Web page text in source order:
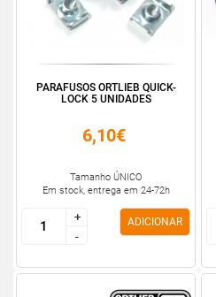
PARAFUSOS ORTLIEB QUICK-
LOCK 5 UNIDADES
6,10€
Tamanho ÚNICO
Em stock, entrega em 24-72h
+
-
+
-
ADICIONAR